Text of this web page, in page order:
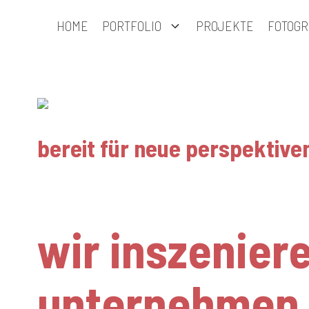
HOME PORTFOLIO PROJEKTE
bereit für neue
wir